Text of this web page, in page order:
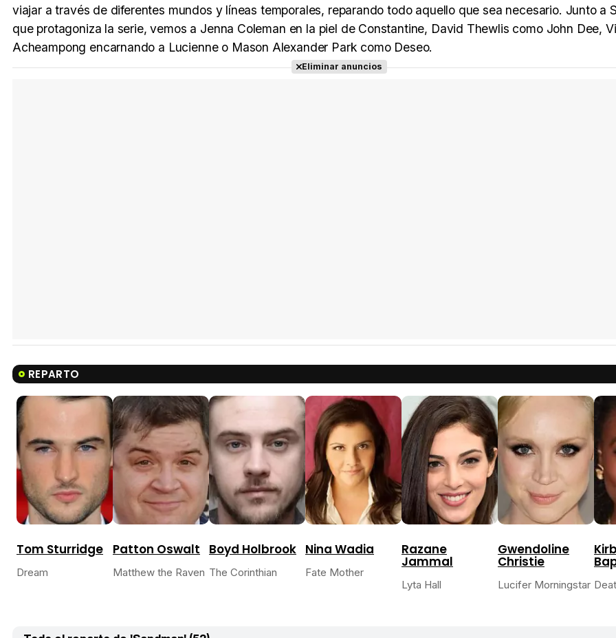
viajar a través de diferentes mundos y líneas temporales, reparando todo aquello que sea necesario. Junto a
que protagoniza la serie, vemos a Jenna Coleman en la piel de Constantine, David Thewlis como John Dee,
Acheampong encarnando a Lucienne o Mason Alexander Park como Deseo.
Eliminar anuncios
REPARTO
Tom Sturridge
Dream
Patton Oswalt
Matthew the Raven
Boyd Holbrook
The Corinthian
Nina Wadia
Fate Mother
Razane
Jammal
Lyta Hall
Gwendoline
Christie
Lucifer Morningstar